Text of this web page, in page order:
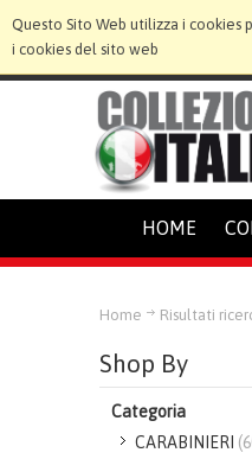
Questo Sito Web utilizza i
i cookies del sito web
HOME
Home Risultati
Shop By
Categoria
CARABINIERI